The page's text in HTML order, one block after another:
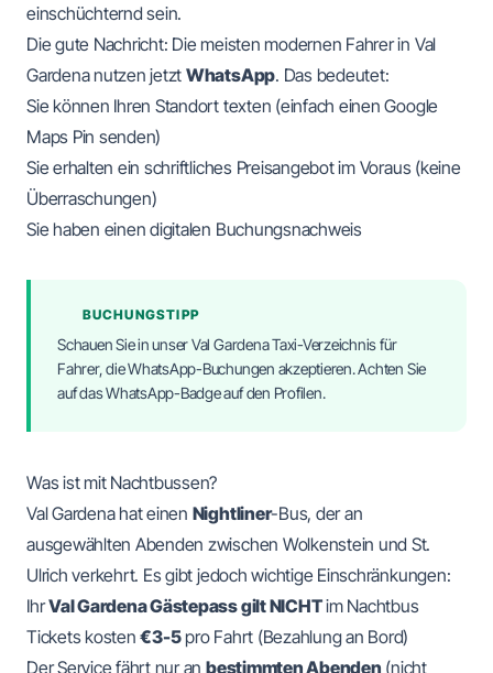
einschüchternd sein.
Die gute Nachricht: Die meisten modernen Fahrer in Val
Gardena nutzen jetzt WhatsApp. Das bedeutet:
Sie können Ihren Standort texten (einfach einen Google
Maps Pin senden)
Sie erhalten ein schriftliches Preisangebot im Voraus (keine
Überraschungen)
Sie haben einen digitalen Buchungsnachweis
BUCHUNGSTIPP
Schauen Sie in unserVal Gardena Taxi-Verzeichnisfür
Fahrer, die WhatsApp-Buchungen akzeptieren. Achten Sie
auf das WhatsApp-Badge auf den Profilen.
Was ist mit Nachtbussen?
Val Gardena hat einen Nightliner-Bus, der an
ausgewählten Abenden zwischen Wolkenstein und St.
Ulrich verkehrt. Es gibt jedoch wichtige Einschränkungen:
IhrVal Gardena Gästepass gilt NICHTim Nachtbus
Tickets kosten€3-5pro Fahrt (Bezahlung an Bord)
Der Service fährt nur an bestimmten Abenden (nicht